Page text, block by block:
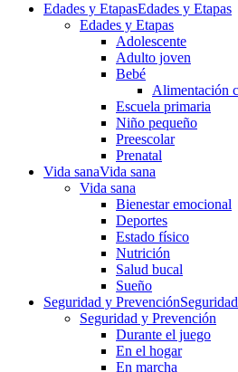
Edades y EtapasEdades y Etapas
Edades y Etapas
Adolescente
Adulto joven
Bebé
Alimentación
Escuela primaria
Niño pequeño
Preescolar
Prenatal
Vida sanaVida sana
Vida sana
Bienestar emocional
Deportes
Estado físico
Nutrición
Salud bucal
Sueño
Seguridad y Prevención
Seguridad y Prevención
Durante el juego
En el hogar
En marcha